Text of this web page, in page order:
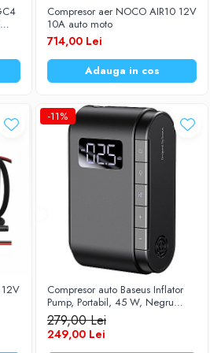
Compresor aer NOCO AIR10 12V
10A auto moto
714,00 Lei
Adauga in cos
-11%
Compresor auto Baseus Inflator
Pump, Portabil, 45 W, Negru
CRCQB03-01
279,00 Lei
249,00 Lei